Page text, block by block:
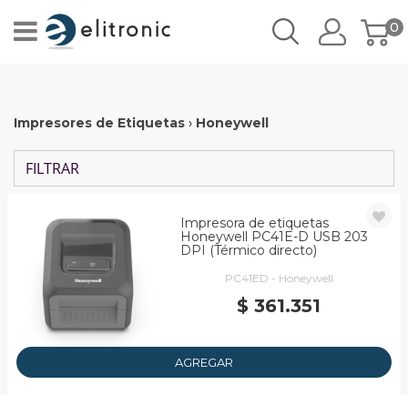
0
Impresores de Etiquetas › Honeywell
FILTRAR
Impresora de etiquetas
Honeywell PC41E-D USB 203
DPI (Térmico directo)
PC41ED - Honeywell
$ 361.351
AGREGAR